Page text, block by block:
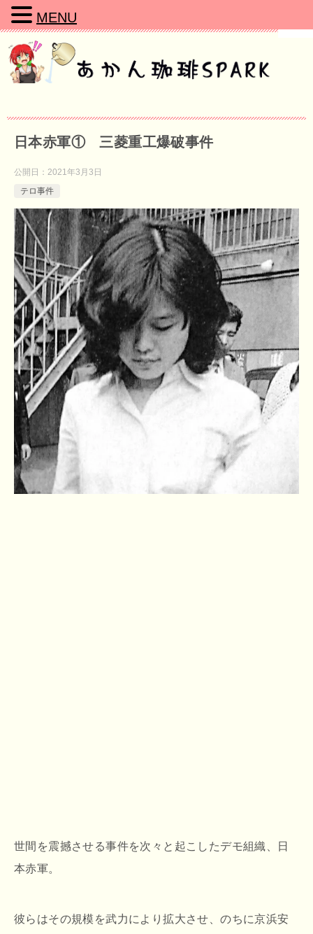
日本赤軍① 三菱重工爆破事件
公開日： 2021年3月3日
テロ事件
世間を震撼させる事件を次々と起こしたデモ組織、日
本赤軍。
彼らはその規模を武力により拡大させ、のちに京浜安
MENU